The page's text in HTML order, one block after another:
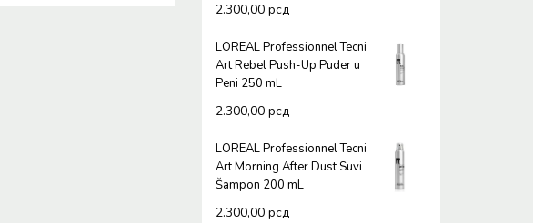
2.300,00 рсд
LOREAL Professionnel Tecni
Art Rebel Push-Up Puder u
Peni 250 mL
2.300,00 рсд
LOREAL Professionnel Tecni
Art Morning After Dust Suvi
Šampon 200 mL
2.300,00 рсд